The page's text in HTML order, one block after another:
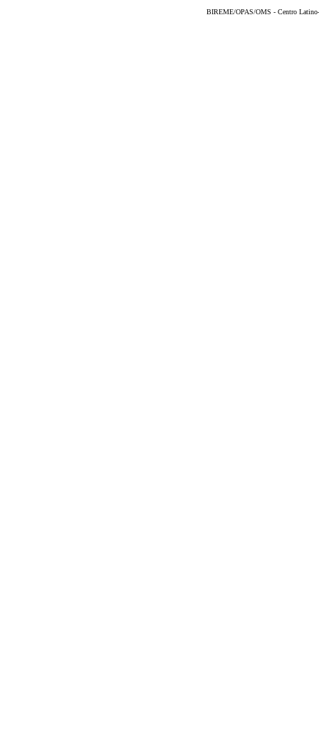
BIREME/OPAS/OMS - Centro Latino-